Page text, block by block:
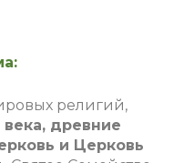
религий,
древние
и Церковь